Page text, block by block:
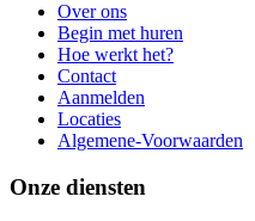
Over ons
Begin met huren
Hoe werkt het?
Contact
Aanmelden
Locaties
Algemene-Voorwaarden
Onze diensten